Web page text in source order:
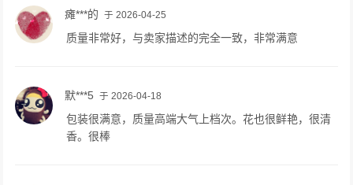
瘫***的 于 2026-04-25
质量非常好，与卖家描述的完全一致，非常满意
默***5 于 2026-04-18
包装很满意，质量高端大气上档次。花也很鲜艳，很清
香。很棒